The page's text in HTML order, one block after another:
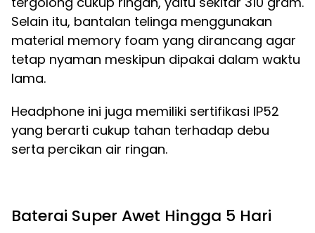
Selain itu, bantalan telinga menggunakan
material memory foam yang dirancang agar
tetap nyaman meskipun dipakai dalam waktu
lama.
Headphone ini juga memiliki sertifikasi IP52
yang berarti cukup tahan terhadap debu
serta percikan air ringan.
Baterai Super Awet Hingga 5 Hari